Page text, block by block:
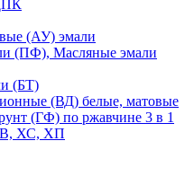
(АУ) эмали
(ПФ), Масляные эмали
(БТ)
(ВД) белые, матовые
(ГФ) по ржавчине 3 в 1
ХС, ХП